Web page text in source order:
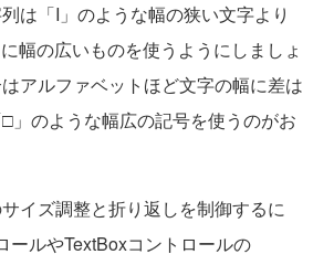
は「I」のような幅の狭い文字より
幅の広いものを使うようにしましょ
アルファベットほど文字の幅に差は
」のような幅広の記号を使うのがお
イズ調整と折り返しを制御するに
ールやTextBoxコントロールの